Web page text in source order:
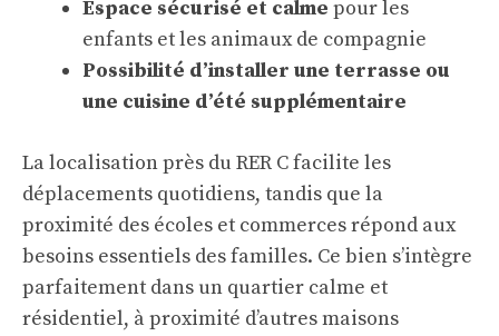
Espace sécurisé et calme pour les
enfants et les animaux de compagnie
Possibilité d’installer une terrasse ou
une cuisine d’été supplémentaire
La localisation près du RER C facilite les
déplacements quotidiens, tandis que la
proximité des écoles et commerces répond aux
besoins essentiels des familles. Ce bien s’intègre
parfaitement dans un quartier calme et
résidentiel, à proximité d’autres maisons